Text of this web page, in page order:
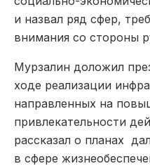
и назвал ряд сфер,
внимания со стороны
Мурзалин доложил
ходе реализации
направленных на
привлекательности
рассказал о планах
в сфере